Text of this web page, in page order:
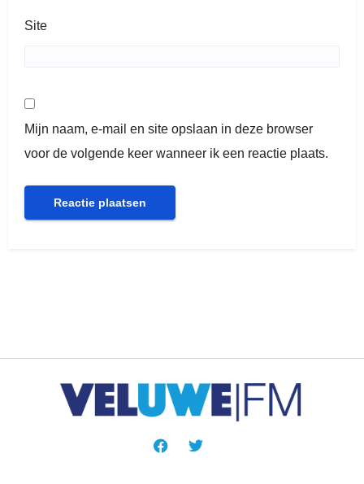
Site
Mijn naam, e-mail en site opslaan in deze browser
voor de volgende keer wanneer ik een reactie plaats.